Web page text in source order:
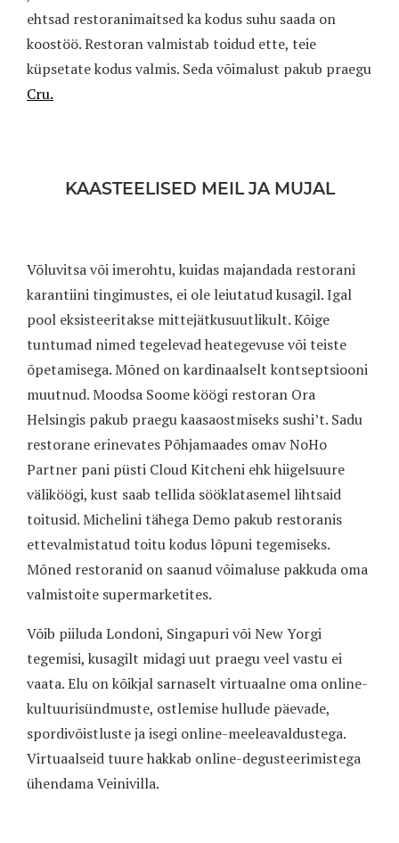
ehtsad restoranimaitsed ka kodus suhu saada on
koostöö. Restoran valmistab toidud ette, teie
küpsetate kodus valmis. Seda võimalust pakub praegu
Cru.
KAASTEELISED MEIL JA MUJAL
Võluvitsa või imerohtu, kuidas majandada restorani
karantiini tingimustes, ei ole leiutatud kusagil. Igal
pool eksisteeritakse mittejätkusuutlikult. Kõige
tuntumad nimed tegelevad heategevuse või teiste
õpetamisega. Mõned on kardinaalselt kontseptsiooni
muutnud. Moodsa Soome köögi restoran Ora
Helsingis pakub praegu kaasaostmiseks sushi’t. Sadu
restorane erinevates Põhjamaades omav NoHo
Partner pani püsti Cloud Kitcheni ehk hiigelsuure
väliköögi, kust saab tellida sööklatasemel lihtsaid
toitusid. Michelini tähega Demo pakub restoranis
ettevalmistatud toitu kodus lõpuni tegemiseks.
Mõned restoranid on saanud võimaluse pakkuda oma
valmistoite supermarketites.
Võib piiluda Londoni, Singapuri või New Yorgi
tegemisi, kusagilt midagi uut praegu veel vastu ei
vaata. Elu on kõikjal sarnaselt virtuaalne oma online-
kultuurisündmuste, ostlemise hullude päevade,
spordivõistluste ja isegi online-meeleavaldustega.
Virtuaalseid tuure hakkab online-degusteerimistega
ühendama Veinivilla.